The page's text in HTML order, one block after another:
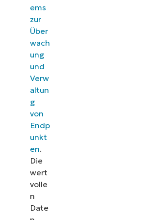
ems
zur
Über
wach
ung
und
Verw
altun
g
von
Endp
unkt
en.
Die
wert
volle
n
Date